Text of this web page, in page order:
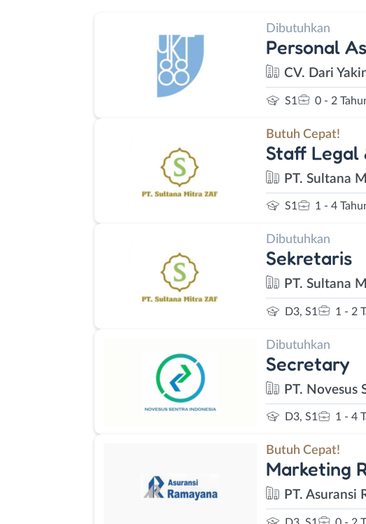
Dibutuhkan
Personal
CV. Dari
S1 0 - 2
Butuh Cepat!
Staff Legal
PT. Sultana
S1 1 - 4
Dibutuhkan
Sekretaris
PT. Sultana
D3, S1 1 - 2
Dibutuhkan
Secretary
PT. Novesus
D3, S1 1 - 4
Butuh Cepat!
Marketing
PT. Asuransi